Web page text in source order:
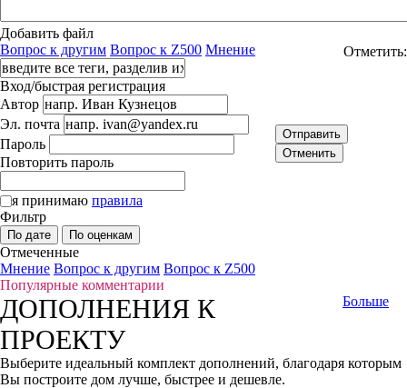
Добавить файл
Вопрос к другим Вопрос к Z500 Мнение Отметить:
Вход/быстрая регистрация
Автор
Эл. почта
Пароль
Повторить пароль
я принимаю правила
Отправить
Отменить
Фильтр
По дате По оценкам
Отмеченные
Мнение Вопрос к другим Вопрос к Z500
Популярные комментарии
Больше
ДОПОЛНЕНИЯ К
ПРОЕКТУ
Выберите идеальный комплект дополнений, благодаря которым
Вы построите дом лучше, быстрее и дешевле.